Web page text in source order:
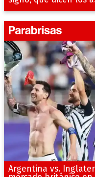
Argentina vs.